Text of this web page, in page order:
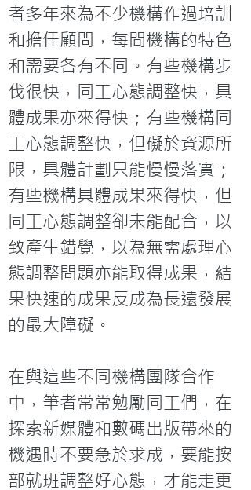
者多年來為不少機構作過培訓
和擔任顧問，每間機構的特色
和需要各有不同。有些機構步
伐很快，同工心態調整快，具
體成果亦來得快；有些機構同
工心態調整快，但礙於資源所
限，具體計劃只能慢慢落實；
有些機構具體成果來得快，但
同工心態調整卻未能配合，以
致產生錯覺，以為無需處理心
態調整問題亦能取得成果，結
果快速的成果反成為長遠發展
的最大障礙。
在與這些不同機構團隊合作
中，筆者常常勉勵同工們，在
探索新媒體和數碼出版帶來的
機遇時不要急於求成，要能按
部就班調整好心態，才能走更